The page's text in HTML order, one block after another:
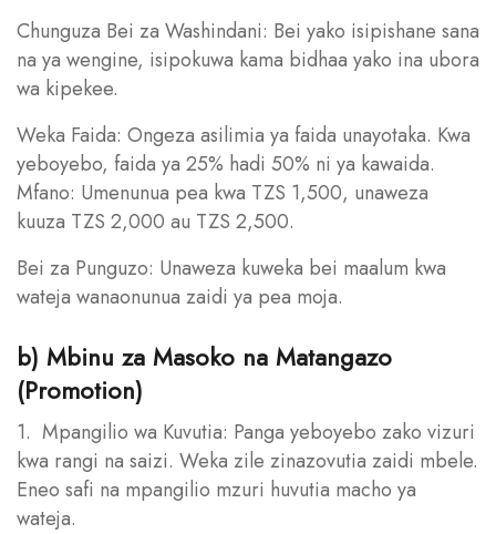
Chunguza Bei za Washindani: Bei yako isipishane sana
na ya wengine, isipokuwa kama bidhaa yako ina ubora
wa kipekee.
Weka Faida: Ongeza asilimia ya faida unayotaka. Kwa
yeboyebo, faida ya 25% hadi 50% ni ya kawaida.
Mfano: Umenunua pea kwa TZS 1,500, unaweza
kuuza TZS 2,000 au TZS 2,500.
Bei za Punguzo: Unaweza kuweka bei maalum kwa
wateja wanaonunua zaidi ya pea moja.
b) Mbinu za Masoko na Matangazo
(Promotion)
1. Mpangilio wa Kuvutia: Panga yeboyebo zako vizuri
kwa rangi na saizi. Weka zile zinazovutia zaidi mbele.
Eneo safi na mpangilio mzuri huvutia macho ya
wateja.